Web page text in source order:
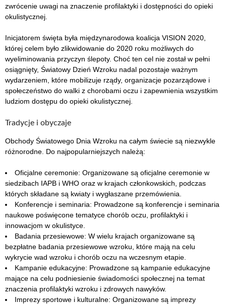
zwrócenie uwagi na znaczenie profilaktyki i dostępności do opieki
okulistycznej.
Inicjatorem święta była międzynarodowa koalicja VISION 2020,
której celem było zlikwidowanie do 2020 roku możliwych do
wyeliminowania przyczyn ślepoty. Choć ten cel nie został w pełni
osiągnięty, Światowy Dzień Wzroku nadal pozostaje ważnym
wydarzeniem, które mobilizuje rządy, organizacje pozarządowe i
społeczeństwo do walki z chorobami oczu i zapewnienia wszystkim
ludziom dostępu do opieki okulistycznej.
Tradycje i obyczaje
Obchody Światowego Dnia Wzroku na całym świecie są niezwykle
różnorodne. Do najpopularniejszych należą:
Oficjalne ceremonie: Organizowane są oficjalne ceremonie w
siedzibach IAPB i WHO oraz w krajach członkowskich, podczas
których składane są kwiaty i wygłaszane przemówienia.
Konferencje i seminaria: Prowadzone są konferencje i seminaria
naukowe poświęcone tematyce chorób oczu, profilaktyki i
innowacjom w okulistyce.
Badania przesiewowe: W wielu krajach organizowane są
bezpłatne badania przesiewowe wzroku, które mają na celu
wykrycie wad wzroku i chorób oczu na wczesnym etapie.
Kampanie edukacyjne: Prowadzone są kampanie edukacyjne
mające na celu podniesienie świadomości społecznej na temat
znaczenia profilaktyki wzroku i zdrowych nawyków.
Imprezy sportowe i kulturalne: Organizowane są imprezy